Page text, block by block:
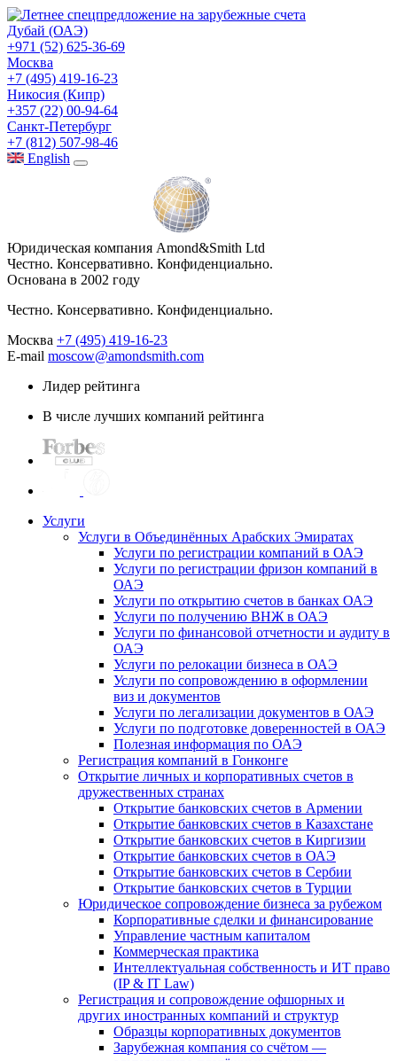
Дубай (ОАЭ)
+971 (52) 625-36-69
Москва
+7 (495) 419-16-23
Никосия (Кипр)
+357 (22) 00-94-64
Санкт-Петербург
+7 (812) 507-98-46
English
Юридическая компания Amond&Smith Ltd
Честно. Консервативно. Конфиденциально.
Основана в 2002 году
Честно. Консервативно. Конфиденциально.
Москва +7 (495) 419-16-23
E-mail moscow@amondsmith.com
Лидер рейтинга
В числе лучших компаний рейтинга
Услуги
Услуги в Объединённых Арабских Эмиратах
Услуги по регистрации компаний в ОАЭ
Услуги по регистрации фризон компаний в
ОАЭ
Услуги по открытию счетов в банках ОАЭ
Услуги по получению ВНЖ в ОАЭ
Услуги по финансовой отчетности и аудиту в
ОАЭ
Услуги по релокации бизнеса в ОАЭ
Услуги по сопровождению в оформлении
виз и документов
Услуги по легализации документов в ОАЭ
Услуги по подготовке доверенностей в ОАЭ
Полезная информация по ОАЭ
Регистрация компаний в Гонконге
Открытие личных и корпоративных счетов в
дружественных странах
Открытие банковских счетов в Армении
Открытие банковских счетов в Казахстане
Открытие банковских счетов в Киргизии
Открытие банковских счетов в ОАЭ
Открытие банковских счетов в Сербии
Открытие банковских счетов в Турции
Юридическое сопровождение бизнеса за рубежом
Корпоративные сделки и финансирование
Управление частным капиталом
Коммерческая практика
Интеллектуальная собственность и ИТ право
(IP & IT Law)
Регистрация и сопровождение офшорных и
других иностранных компаний и структур
Образцы корпоративных документов
Зарубежная компания со счётом —